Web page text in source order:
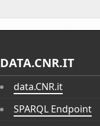
DATA.CNR.IT
data.CNR.it
SPARQL Endpoint